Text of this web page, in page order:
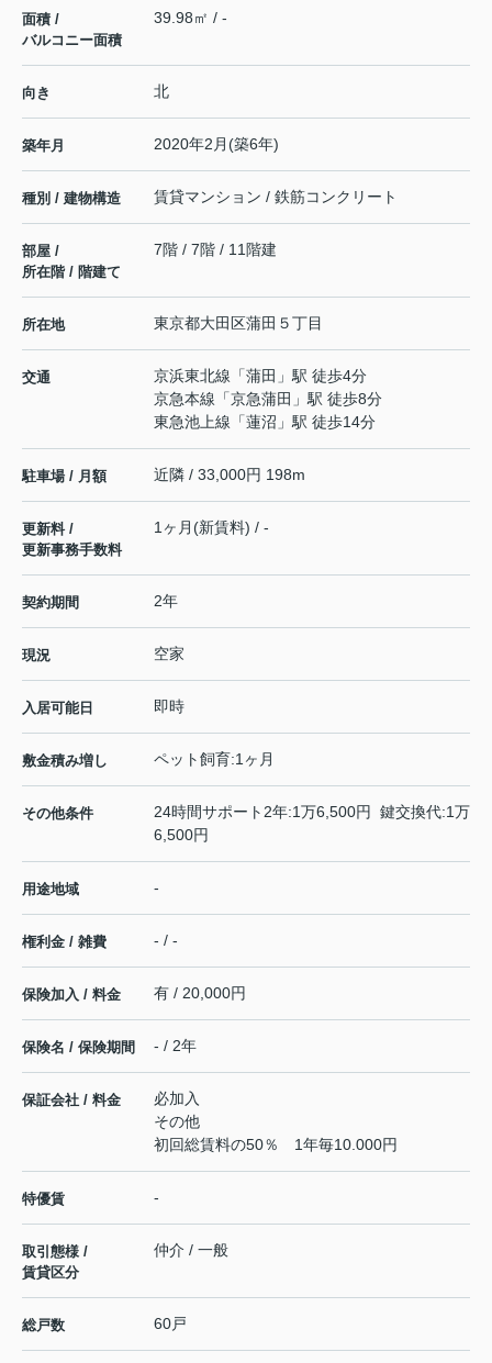
面積 /
バルコニー面積
39.98㎡ / -
向き 北
築年月 2020年2月(築6年)
種別 / 建物構造 賃貸マンション / 鉄筋コンクリート
部屋 /
所在階 / 階建て
7階 / 7階 / 11階建
所在地 東京都大田区蒲田 ５丁目
交通 京浜東北線 「蒲田 」駅 徒歩4分
京急本線 「京急蒲田 」駅 徒歩8分
東急池上線 「蓮沼 」駅 徒歩14分
駐車場 / 月額 近隣 / 33,000円 198m
更新料 /
更新事務手数料
1ヶ月(新賃料) / -
契約期間 2年
現況 空家
入居可能日 即時
敷金積み増し ペット飼育:1ヶ月
その他条件
24時間サポート2年:1万6,500円 鍵交換代:1万
6,500円
用途地域 -
権利金 / 雑費 - / -
保険加入 / 料金 有 / 20,000円
保険名 / 保険期間 - / 2年
保証会社 / 料金
必加入
その他
初回総賃料の50％ 1年毎10.000円
特優賃 -
取引態様 /
賃貸区分
仲介 / 一般
総戸数 60戸